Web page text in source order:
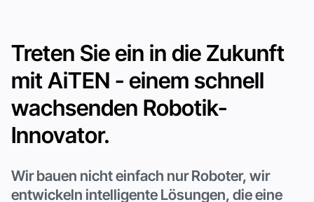
Treten Sie ein in die Zukunft
mit AiTEN - einem schnell
wachsenden Robotik-
Innovator.
Wir bauen nicht einfach nur Roboter, wir
entwickeln intelligente Lösungen, die eine